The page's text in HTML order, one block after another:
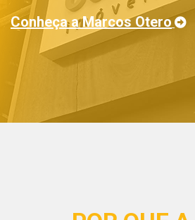
Conheça a Marcos Otero